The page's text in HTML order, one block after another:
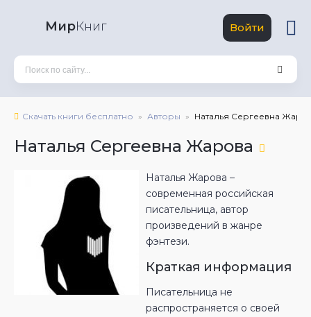
МирКниг Войти
Скачать книги бесплатно Авторы Наталья Сергеевна
Наталья Сергеевна Жарова
Наталья Жарова –
современная российская
писательница, автор
произведений в жанре
фэнтези.
Краткая информация
Писательница не
распространяется о своей